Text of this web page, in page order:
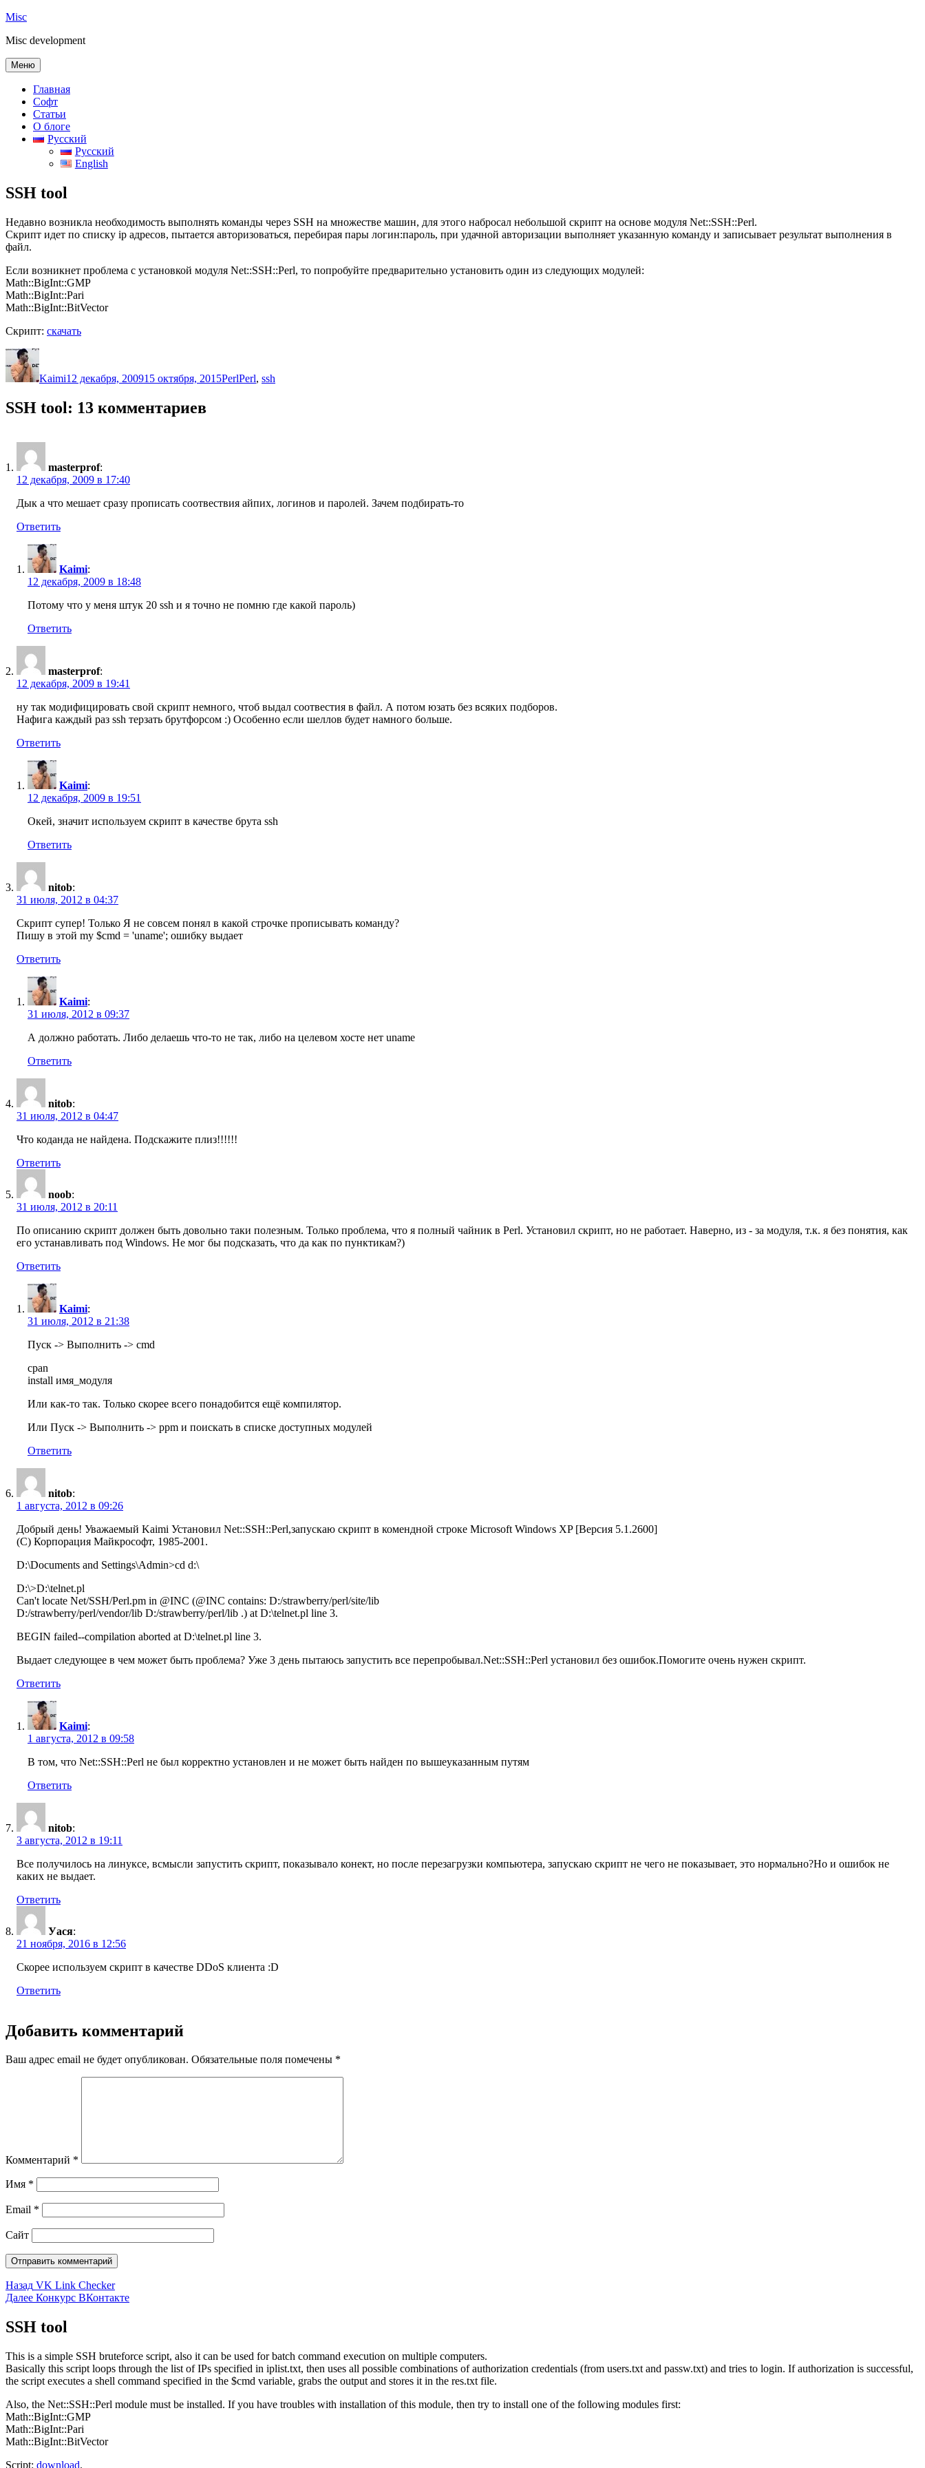
Перейти
содержимому
Misc
Misc development
Меню
Главная
Софт
Статьи
О блоге
Русский
Русский
English
SSH tool
Недавно возникла необходимость выполнять команды через SSH на множестве машин, для этого набросал небольшой скрипт на основе модуля Net::SSH::Perl.
Скрипт идет по списку ip адресов, пытается авторизоваться, перебирая пары логин:пароль, при удачной авторизации выполняет указанную команду и записывает результат выполнения в
файл.
Если возникнет проблема с установкой модуля Net::SSH::Perl, то попробуйте предварительно установить один из следующих модулей:
Math::BigInt::GMP
Math::BigInt::Pari
Math::BigInt::BitVector
Скрипт: скачать
Автор
Kaimi12 декабря, 200915 октября, 2015PerlPerl, ssh
SSH tool: 13 комментариев
masterprof:
12 декабря, 2009 в 17:40
Дык а что мешает сразу прописать соотвествия айпих, логинов и паролей. Зачем подбирать-то
Ответить
Kaimi:
12 декабря, 2009 в 18:48
Потому что у меня штук 20 ssh и я точно не помню где какой пароль)
Ответить
masterprof:
12 декабря, 2009 в 19:41
ну так модифицировать свой скрипт немного, чтоб выдал соотвестия в файл. А потом юзать без всяких подборов.
Нафига каждый раз ssh терзать брутфорсом :) Особенно если шеллов будет намного больше.
Ответить
Kaimi:
12 декабря, 2009 в 19:51
Окей, значит используем скрипт в качестве брута ssh
Ответить
nitob:
31 июля, 2012 в 04:37
Скрипт супер! Только Я не совсем понял в какой строчке прописывать команду?
Пишу в этой my $cmd = 'uname'; ошибку выдает
Ответить
Kaimi:
31 июля, 2012 в 09:37
А должно работать. Либо делаешь что-то не так, либо на целевом хосте нет uname
Ответить
nitob:
31 июля, 2012 в 04:47
Что коданда не найдена. Подскажите плиз!!!!!!
Ответить
noob:
31 июля, 2012 в 20:11
По описанию скрипт должен быть довольно таки полезным. Только проблема, что я полный чайник в Perl. Установил скрипт, но не работает. Наверно, из - за модуля, т.к. я без понятия, как
его устанавливать под Windows. Не мог бы подсказать, что да как по пунктикам?)
Ответить
Kaimi:
31 июля, 2012 в 21:38
Пуск -> Выполнить -> cmd
cpan
install имя_модуля
Или как-то так. Только скорее всего понадобится ещё компилятор.
Или Пуск -> Выполнить -> ppm и поискать в списке доступных модулей
Ответить
nitob:
1 августа, 2012 в 09:26
Добрый день! Уважаемый Kaimi Установил Net::SSH::Perl,запускаю скрипт в комендной строке Microsoft Windows XP [Версия 5.1.2600]
(С) Корпорация Майкрософт, 1985-2001.
D:\Documents and Settings\Admin>cd d:\
D:\>D:\telnet.pl
Can't locate Net/SSH/Perl.pm in @INC (@INC contains: D:/strawberry/perl/site/lib
D:/strawberry/perl/vendor/lib D:/strawberry/perl/lib .) at D:\telnet.pl line 3.
BEGIN failed--compilation aborted at D:\telnet.pl line 3.
Выдает следующее в чем может быть проблема? Уже 3 день пытаюсь запустить все перепробывал.Net::SSH::Perl установил без ошибок.Помогите очень нужен скрипт.
Ответить
Kaimi:
1 августа, 2012 в 09:58
В том, что Net::SSH::Perl не был корректно установлен и не может быть найден по вышеуказанным путям
Ответить
nitob:
3 августа, 2012 в 19:11
Все получилось на линуксе, всмысли запустить скрипт, показывало конект, но после перезагрузки компьютера, запускаю скрипт не чего не показывает, это нормально?Но и ошибок не
каких не выдает.
Ответить
Уася:
21 ноября, 2016 в 12:56
Скорее используем скрипт в качестве DDoS клиента :D
Ответить
Добавить комментарий
Ваш адрес email не будет опубликован. Обязательные поля помечены *
Комментарий *
Имя *
Email *
Сайт
Навигация
по
записям
Назад Предыдущая
запись:
VK Link Checker
Далее Следующая
Конкурс ВКонтакте
SSH tool
This is a simple SSH bruteforce script, also it can be used for batch command execution on multiple computers.
Basically this script loops through the list of IPs specified in iplist.txt, then uses all possible combinations of authorization credentials (from users.txt and passw.txt) and tries to login. If authorization is successful,
the script executes a shell command specified in the $cmd variable, grabs the output and stores it in the res.txt file.
Also, the Net::SSH::Perl module must be installed. If you have troubles with installation of this module, then try to install one of the following modules first:
Math::BigInt::GMP
Math::BigInt::Pari
Math::BigInt::BitVector
Script: download.